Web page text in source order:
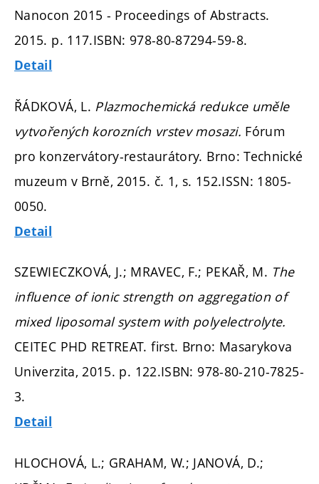
Nanocon 2015 - Proceedings of Abstracts.
2015. p. 117.ISBN: 978-80-87294-59-8.
Detail
ŘÁDKOVÁ, L. Plazmochemická redukce uměle
vytvořených korozních vrstev mosazi. Fórum
pro konzervátory-restaurátory. Brno: Technické
muzeum v Brně, 2015. č. 1, s. 152.ISSN: 1805-
0050.
Detail
SZEWIECZKOVÁ, J.; MRAVEC, F.; PEKAŘ, M. The
influence of ionic strength on aggregation of
mixed liposomal system with polyelectrolyte.
CEITEC PHD RETREAT. first. Brno: Masarykova
Univerzita, 2015. p. 122.ISBN: 978-80-210-7825-
3.
Detail
HLOCHOVÁ, L.; GRAHAM, W.; JANOVÁ, D.;